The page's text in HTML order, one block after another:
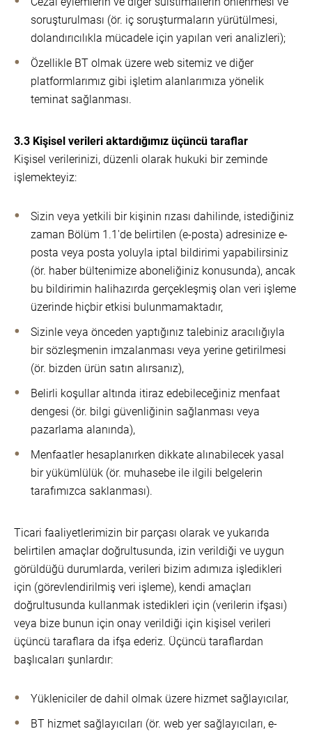
soruşturulması (ör. iç soruşturmaların yürütülmesi,
dolandırıcılıkla mücadele için yapılan veri analizleri);
Özellikle BT olmak üzere web sitemiz ve diğer
platformlarımız gibi işletim alanlarımıza yönelik
teminat sağlanması.
3.3 Kişisel verileri aktardığımız üçüncü taraflar
Kişisel verilerinizi, düzenli olarak hukuki bir zeminde
işlemekteyiz:
Sizin veya yetkili bir kişinin rızası dahilinde, istediğiniz
zaman Bölüm 1.1'de belirtilen (e-posta) adresinize e-
posta veya posta yoluyla iptal bildirimi yapabilirsiniz
(ör. haber bültenimize aboneliğiniz konusunda), ancak
bu bildirimin halihazırda gerçekleşmiş olan veri işleme
üzerinde hiçbir etkisi bulunmamaktadır,
Sizinle veya önceden yaptığınız talebiniz aracılığıyla
bir sözleşmenin imzalanması veya yerine getirilmesi
(ör. bizden ürün satın alırsanız),
Belirli koşullar altında itiraz edebileceğiniz menfaat
dengesi (ör. bilgi güvenliğinin sağlanması veya
pazarlama alanında),
Menfaatler hesaplanırken dikkate alınabilecek yasal
bir yükümlülük (ör. muhasebe ile ilgili belgelerin
tarafımızca saklanması).
Ticari faaliyetlerimizin bir parçası olarak ve yukarıda
belirtilen amaçlar doğrultusunda, izin verildiği ve uygun
görüldüğü durumlarda, verileri bizim adımıza işledikleri
için (görevlendirilmiş veri işleme), kendi amaçları
doğrultusunda kullanmak istedikleri için (verilerin ifşası)
veya bize bunun için onay verildiği için kişisel verileri
üçüncü taraflara da ifşa ederiz. Üçüncü taraflardan
başlıcaları şunlardır:
Yükleniciler de dahil olmak üzere hizmet sağlayıcılar,
BT hizmet sağlayıcıları (ör. web yer sağlayıcıları, e-